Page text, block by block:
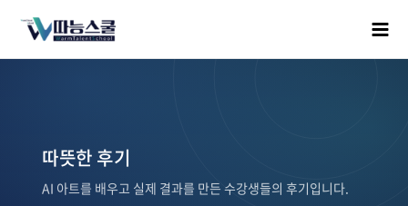
따뜻한 후기
AI 아트를 배우고 실제 결과를 만든 수강생들의 후기입니다.